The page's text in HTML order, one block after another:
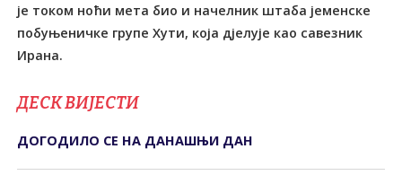
је током ноћи мета био и начелник штаба јеменске
побуњеничке групе Хути, која дјелује као савезник
Ирана.
ДЕСК ВИЈЕСТИ
ДОГОДИЛО СЕ НА ДАНАШЊИ ДАН